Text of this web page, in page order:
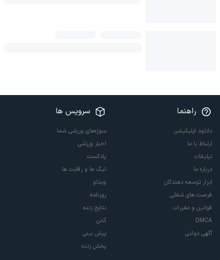
راهنما
دانلود اپلیکیشن
ارتباط با ما
تبلیغات
درباره ما
ابزار توسعه دهندگان
فرصت های شغلی
قوانین و مقررات
DMCA
آگهی دولتی
سرویس ها
سوژه‌های ورزشی شما
اخبار ورزشی
پادکست
لیگ ها و رقابت ها
ویدئو
روزنامه
نتایج زنده
آنتن
پیش بینی
پخش زنده